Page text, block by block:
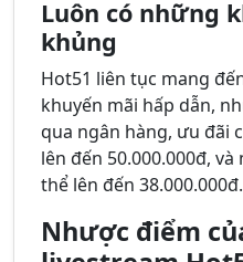
Luôn có những
khủng
Hot51 liên tục mang
khuyến mãi hấp dẫn,
qua ngân hàng, ưu đãi
lên đến 50.000.000đ,
thể lên đến 38.000.000đ.
Nhược điểm